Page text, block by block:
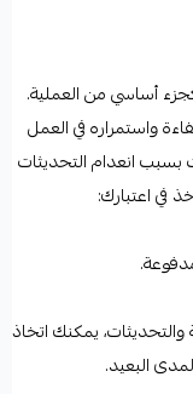
كجزء أساسي من العملية.
واستمراره في العمل
انعدام التحديثات
في اعتبارك:
يمكنك اتخاذ
البعيد.